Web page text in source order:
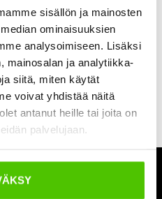
sisällön ja mainosten
ominaisuuksien
analysoimiseen. Lisäksi
mainosalan ja analytiikka-
siitä, miten käytät
voivat yhdistää näitä
antanut heille tai joita on
palvelujaan.
alueilla kuin työmaillakin.
kestämään kovaa
Kestävä rakenne,
yhteensopivuus eri
niistä monipuolisen ja